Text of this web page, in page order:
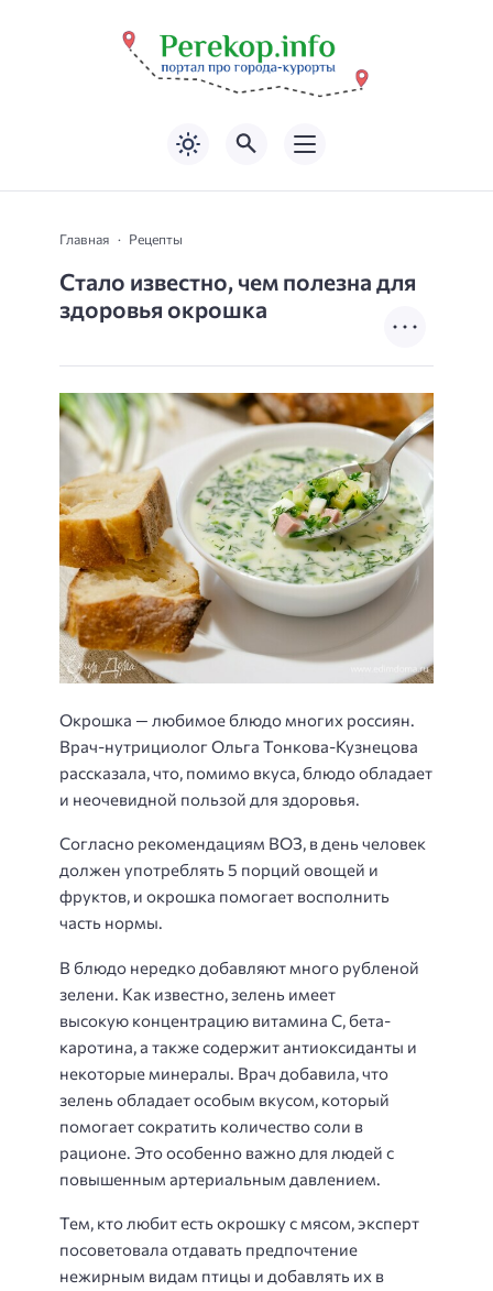
Главная Рецепты
Стало известно, чем полезна для
здоровья окрошка
Окрошка — любимое блюдо многих россиян.
Врач-нутрициолог Ольга Тонкова-Кузнецова
рассказала, что, помимо вкуса, блюдо обладает
и неочевидной пользой для здоровья.
Согласно рекомендациям ВОЗ, в день человек
должен употреблять 5 порций овощей и
фруктов, и окрошка помогает восполнить
часть нормы.
В блюдо нередко добавляют много рубленой
зелени. Как известно, зелень имеет
высокую концентрацию витамина С, бета-
каротина, а также содержит антиоксиданты и
некоторые минералы. Врач добавила, что
зелень обладает особым вкусом, который
помогает сократить количество соли в
рационе. Это особенно важно для людей с
повышенным артериальным давлением.
Тем, кто любит есть окрошку с мясом, эксперт
посоветовала отдавать предпочтение
нежирным видам птицы и добавлять их в